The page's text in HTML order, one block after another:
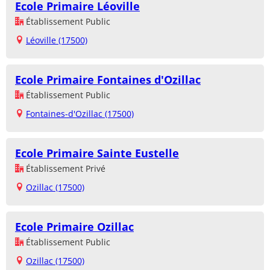
Ecole Primaire Léoville
Établissement Public
Léoville (17500)
Ecole Primaire Fontaines d'Ozillac
Établissement Public
Fontaines-d'Ozillac (17500)
Ecole Primaire Sainte Eustelle
Établissement Privé
Ozillac (17500)
Ecole Primaire Ozillac
Établissement Public
Ozillac (17500)